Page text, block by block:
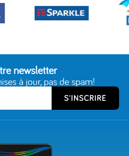
newsletter
à jour, pas de spam!
S'INSCRIRE